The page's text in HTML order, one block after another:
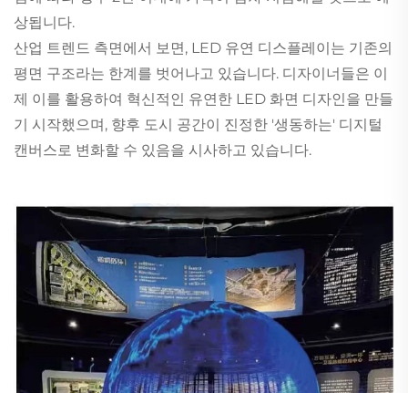
상됩니다.
산업 트렌드 측면에서 보면, LED 유연 디스플레이는 기존의
평면 구조라는 한계를 벗어나고 있습니다. 디자이너들은 이
제 이를 활용하여 혁신적인 유연한 LED 화면 디자인을 만들
기 시작했으며, 향후 도시 공간이 진정한 '생동하는' 디지털
캔버스로 변화할 수 있음을 시사하고 있습니다.